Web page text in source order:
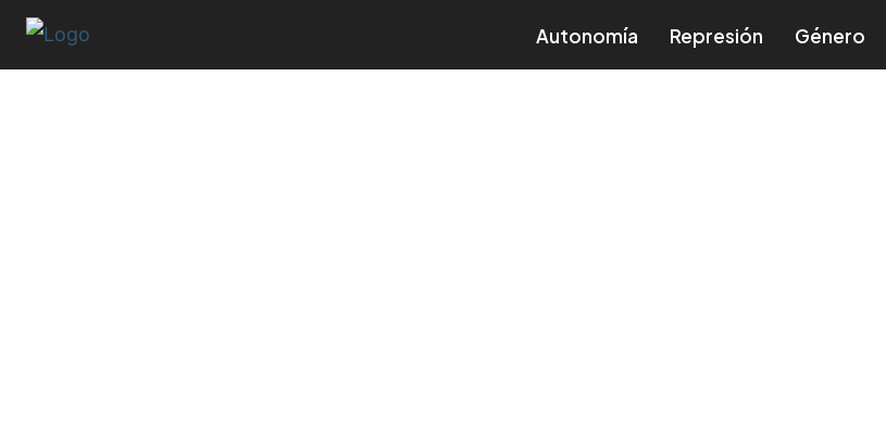
Autonomía Represión Género